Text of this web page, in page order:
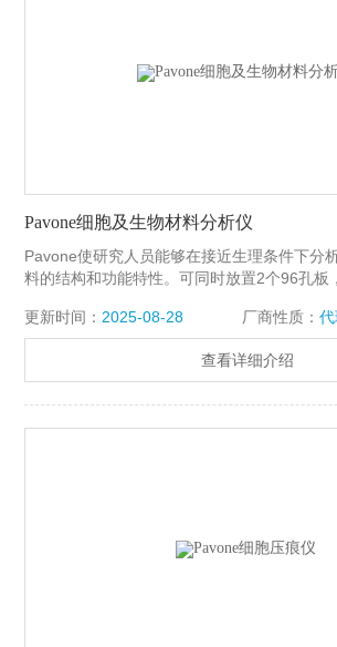
Pavone细胞及生物材料分析仪
Pavone使研究人员能够在接近生理条件下分
料的结构和功能特性。可同时放置2个96孔板
机械感应等。这一新平台将微观力学表征与光
合，实现了快速方便的数据收集。预先校准
先编程的实验进程，使得该仪器可以真正节省
更新时间： 2025-08-28 厂商性质：
查看详细介绍